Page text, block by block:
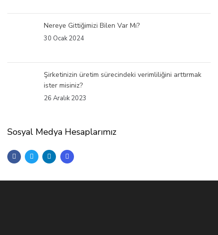
Nereye Gittiğimizi Bilen Var Mı?
30 Ocak 2024
Şirketinizin üretim sürecindeki verimliliğini arttırmak
ister misiniz?
26 Aralık 2023
Sosyal Medya Hesaplarımız